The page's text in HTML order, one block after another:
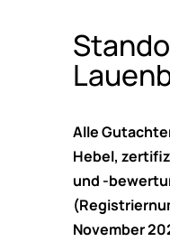
Alle
Hebel,
und -
November